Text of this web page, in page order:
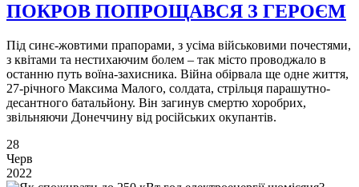
ПОКРОВ ПОПРОЩАВСЯ З ГЕРОЄМ
Під синє-жовтими прапорами, з усіма військовими почестями,
з квітами та нестихаючим болем – так місто проводжало в
останню путь воїна-захисника. Війна обірвала ще одне життя,
27-річного Максима Малого, солдата, стрільця парашутно-
десантного батальйону. Він загинув смертю хоробрих,
звільняючи Донеччину від російських окупантів.
28
Черв
2022